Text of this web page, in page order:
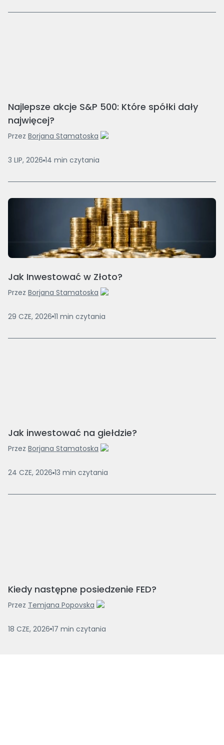
Najlepsze akcje S&P 500: Które spółki dały
najwięcej?
Przez Borjana Stamatoska
3 LIP, 2026 14 min czytania
Jak Inwestować w Złoto?
Przez Borjana Stamatoska
29 CZE, 2026 11 min czytania
Jak inwestować na giełdzie?
Przez Borjana Stamatoska
24 CZE, 2026 13 min czytania
Kiedy następne posiedzenie FED?
Przez Temjana Popovska
18 CZE, 2026 17 min czytania